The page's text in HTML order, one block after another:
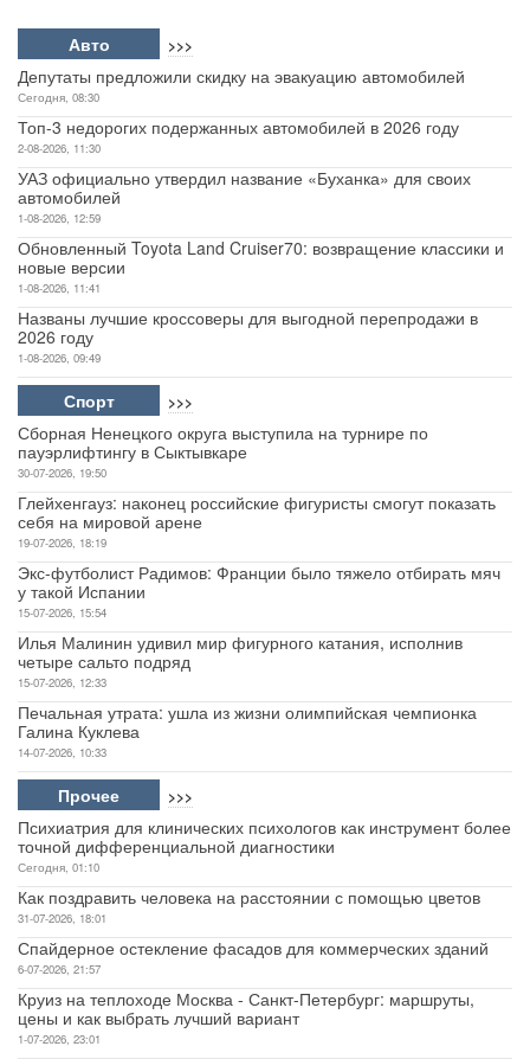
Авто >>>
Депутаты предложили скидку на эвакуацию автомобилей
Сегодня, 08:30
Топ-3 недорогих подержанных автомобилей в 2026 году
2-08-2026, 11:30
УАЗ официально утвердил название «Буханка» для своих
автомобилей
1-08-2026, 12:59
Обновленный Toyota Land Cruiser70: возвращение классики и
новые версии
1-08-2026, 11:41
Названы лучшие кроссоверы для выгодной перепродажи в
2026 году
1-08-2026, 09:49
Спорт >>>
Сборная Ненецкого округа выступила на турнире по
пауэрлифтингу в Сыктывкаре
30-07-2026, 19:50
Глейхенгауз: наконец российские фигуристы смогут показать
себя на мировой арене
19-07-2026, 18:19
Экс-футболист Радимов: Франции было тяжело отбирать мяч
у такой Испании
15-07-2026, 15:54
Илья Малинин удивил мир фигурного катания, исполнив
четыре сальто подряд
15-07-2026, 12:33
Печальная утрата: ушла из жизни олимпийская чемпионка
Галина Куклева
14-07-2026, 10:33
Прочее >>>
Психиатрия для клинических психологов как инструмент более
точной дифференциальной диагностики
Сегодня, 01:10
Как поздравить человека на расстоянии с помощью цветов
31-07-2026, 18:01
Спайдерное остекление фасадов для коммерческих зданий
6-07-2026, 21:57
Круиз на теплоходе Москва - Санкт-Петербург: маршруты,
цены и как выбрать лучший вариант
1-07-2026, 23:01